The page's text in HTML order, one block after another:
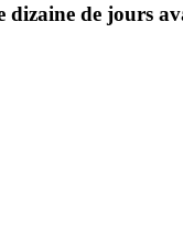
dizaine de jours